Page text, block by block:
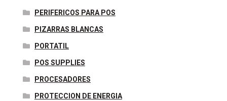
PERIFERICOS PARA POS
PIZARRAS BLANCAS
PORTATIL
POS SUPPLIES
PROCESADORES
PROTECCION DE ENERGIA